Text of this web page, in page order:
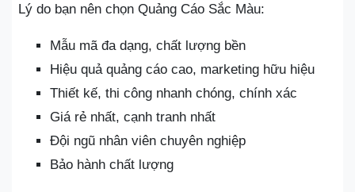
Lý do bạn nên chọn Quảng Cáo Sắc Màu:
Mẫu mã đa dạng, chất lượng bền
Hiệu quả quảng cáo cao, marketing hữu hiệu
Thiết kế, thi công nhanh chóng, chính xác
Giá rẻ nhất, cạnh tranh nhất
Đội ngũ nhân viên chuyên nghiệp
Bảo hành chất lượng